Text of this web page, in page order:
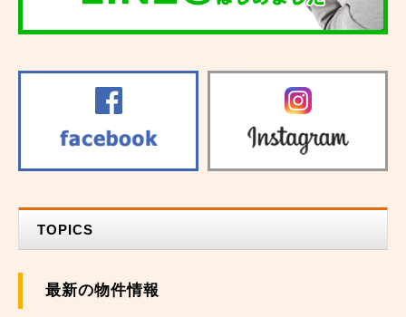
TOPICS
最新の物件情報